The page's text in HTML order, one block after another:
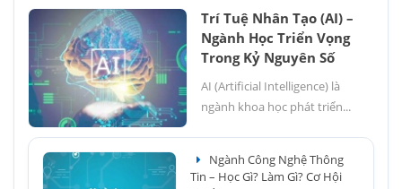
Trí Tuệ Nhân Tạo (AI) –
Ngành Học Triển Vọng
Trong Kỷ Nguyên Số
AI (Artificial Intelligence) là
ngành khoa học phát triển...
Ngành Công Nghệ Thông
Tin – Học Gì? Làm Gì? Cơ Hội